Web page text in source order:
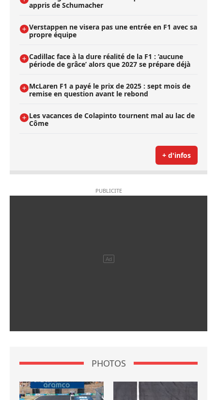
appris de Schumacher
Verstappen ne visera pas une entrée en F1 avec sa
propre équipe
Cadillac face à la dure réalité de la F1 : ’aucune
période de grâce’ alors que 2027 se prépare déjà
McLaren F1 a payé le prix de 2025 : sept mois de
remise en question avant le rebond
Les vacances de Colapinto tournent mal au lac de
Côme
+ d'infos
PHOTOS